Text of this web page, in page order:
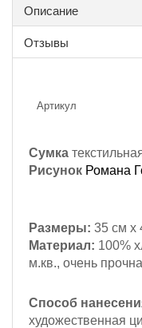
Описание
Отзывы
Артикул
Сумка
Рисунок Романа
Размеры: 35 см х
Материал: 100%
м.кв., очень
Способ
художественная